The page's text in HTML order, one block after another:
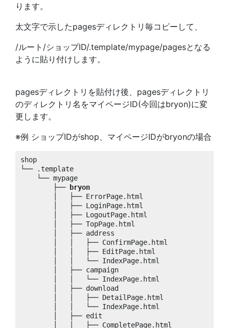
ります。
太文字で示したpagesディレクトリ毎コピーして、
/ルート/ショップID/.template/mypage/pagesとなる
ように貼り付けします。
pagesディレクトリを貼付け後、pagesディレクトリ
のディレクトリ名をマイページID(今回はbryon)に変
更します。
※例 ショップIDがshop、マイページIDがbryonの場合
shop
└── .template
    └── mypage
        ├──
bryon
        │   ├── ErrorPage.html
        │   ├── LoginPage.html
        │   ├── LogoutPage.html
        │   ├── TopPage.html
        │   ├── address
        │   │   ├── ConfirmPage.html
        │   │   ├── EditPage.html
        │   │   └── IndexPage.html
        │   ├── campaign
        │   │   └── IndexPage.html
        │   ├── download
        │   │   ├── DetailPage.html
        │   │   └── IndexPage.html
        │   ├── edit
        │   │   ├── CompletePage.html